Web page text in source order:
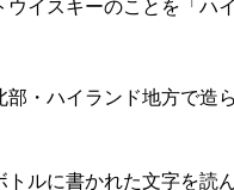
イスキーのことを「ハ
・ハイランド地方で造
ルに書かれた文字を読